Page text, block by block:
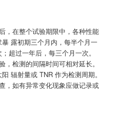
，在整个试验期限中，各种性能
露初期三个月内，每半个月一
超过一年后，每三个月一次。
检测的间隔时间可相对延长。
辐射量或 TNR 作为检测周期。
，如有异常变化现象应做记录或